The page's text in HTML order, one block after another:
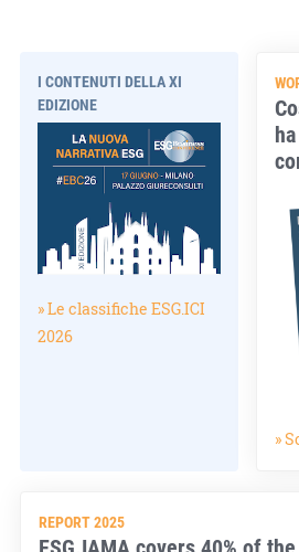
I CONTENUTI DELLA XI
EDIZIONE
» Le classifiche ESG.ICI
2026
»
REPORT 2025
ESG.IAMA covers 40% of